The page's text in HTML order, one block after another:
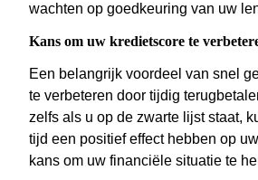
wachten op goedkeuring van uw
Kans om uw kredietscore te
Een belangrijk voordeel van snel
te verbeteren door tijdig
zelfs als u op de zwarte lijst staat,
tijd een positief effect hebben op
kans om uw financiële situatie te